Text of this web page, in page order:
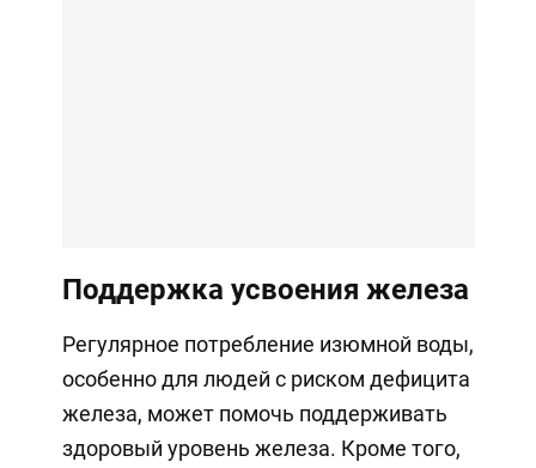
Поддержка усвоения железа
Регулярное потребление изюмной воды,
особенно для людей с риском дефицита
железа, может помочь поддерживать
здоровый уровень железа. Кроме того,